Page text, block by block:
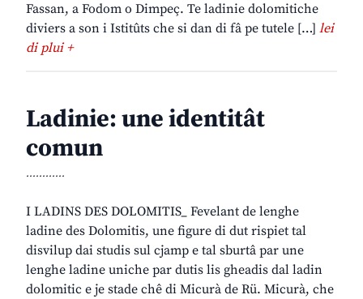
Fassan, a Fodom o Dimpeç. Te ladinie dolomitiche
diviers a son i Istitûts che si dan di fâ pe tutele […] lei
di plui +
Ladinie: une identitât
comun
............
I LADINS DES DOLOMITIS_ Fevelant de lenghe
ladine des Dolomitis, une figure di dut rispiet tal
disvilup dai studis sul cjamp e tal sburtâ par une
lenghe ladine uniche par dutis lis gheadis dal ladin
dolomitic e je stade chê di Micurà de Rü. Micurà, che